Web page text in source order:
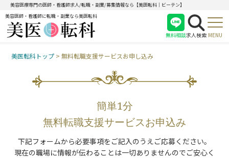
美容医療専門の医師・看護師求人/転職・副業/募集情報なら【美医転科｜ビーテン】
美容医師・看護師に転職・副業なら美医転科
無料相談求人検索 MENU
美医転科トップ >無料転職支援サービスお申し込み
簡単1分
無料転職支援サービスお申込み
下記フォームから必要事項をご記入のうえご応募ください。
現在の職場に情報が伝わることは一切ありませんのでご安心く